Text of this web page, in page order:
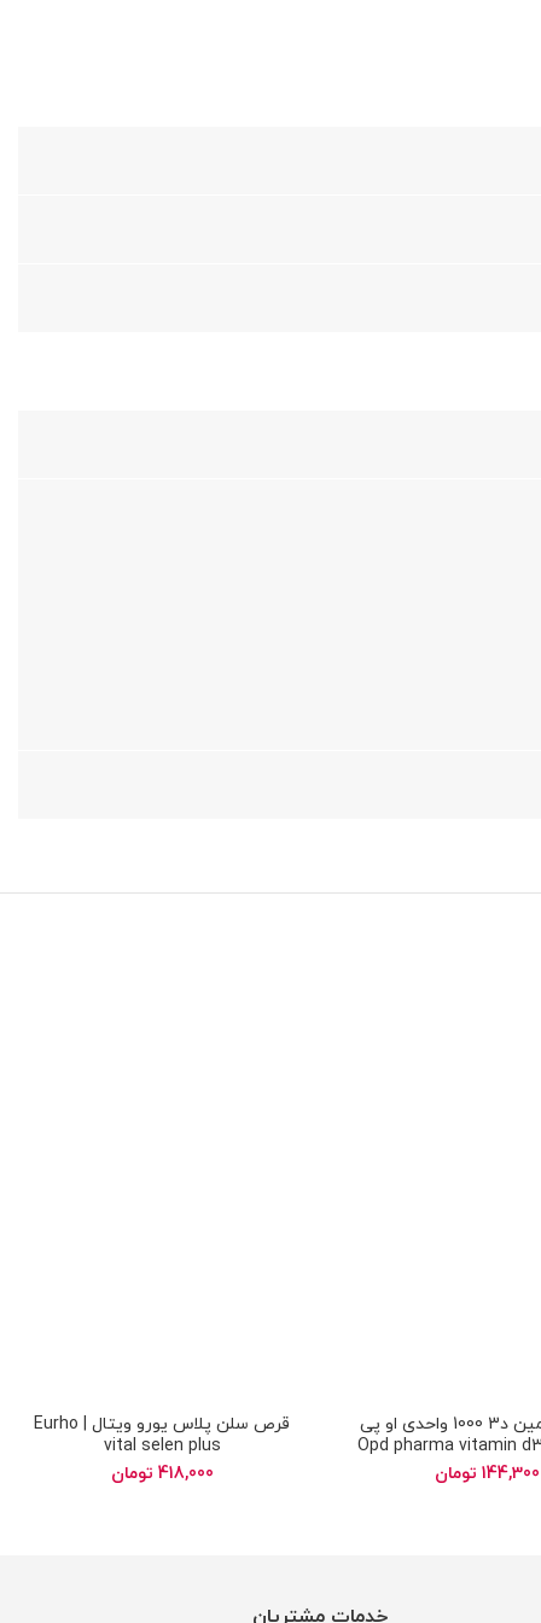
قرص ویتامین د3 1000 واحدی او پی
دی فارما | Opd pharma vitamin d3
1000 iu tablet
144,300 تومان
قرص سلن پلاس یورو ویتال | Eurho
vital selen plus
418,000 تومان
خدمات مشتریان